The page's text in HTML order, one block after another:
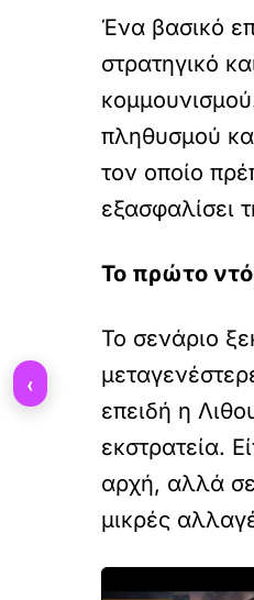
Ένα βασικό
στρατηγικό
πληθυσμού
τον οποίο
εξασφαλίσει
Το πρώτο
Το σενάριο
επειδή η
εκστρατεία.
αρχή, αλλά σε
μικρές
‹